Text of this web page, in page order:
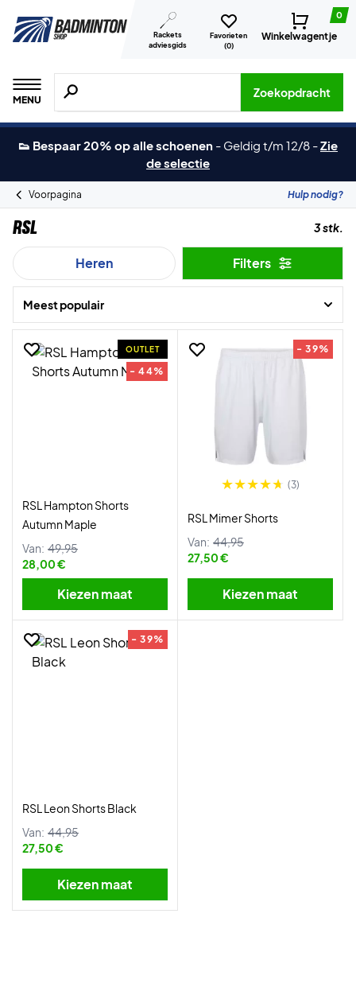
Rackets
adviesgids
Favorieten
(0)
0
Winkelwagentje
MENU
Zoeken naar producten, merken etc.
Zoekopdracht
👟 Bespaar 20% op alle schoenen - Geldig t/m 12/8 -Zie
de selectie
Voorpagina Hulp nodig?
RSL 3 stk.
Heren Filters
Meest populair
OUTLET
- 44%
RSL Hampton Shorts
Autumn Maple
Van: 49,95
28,00 €
Kiezen maat
- 39%
(3)
RSL Mimer Shorts
Van: 44,95
27,50 €
Kiezen maat
- 39%
RSL Leon Shorts Black
Van: 44,95
27,50 €
Kiezen maat